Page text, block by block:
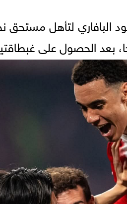
البافاري لتأهل
بعد الحصول على